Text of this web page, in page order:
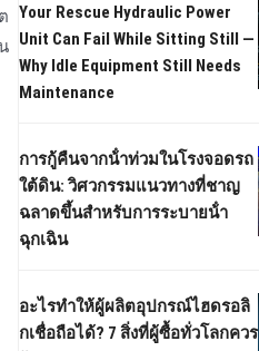
Your Rescue Hydraulic Power
Unit Can Fail While Sitting Still —
Why Idle Equipment Still Needs
Maintenance
การกู้คืนจากน้ําท่วมในโรงจอดรถ
ใต้ดิน: วิศวกรรมแนวทางที่ชาญ
ฉลาดขึ้นสําหรับการระบายน้ํา
ฉุกเฉิน
อะไรทําให้ผู้ผลิตอุปกรณ์ไฮดรอลิ
กเชื่อถือได้? 7 สิ่งที่ผู้ซื้อทั่วโลกควร